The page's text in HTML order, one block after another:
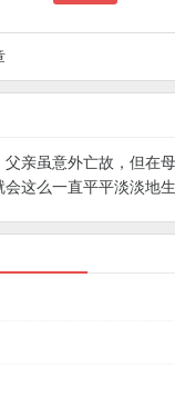
虽意外亡故，但在
会这么一直平平淡淡地